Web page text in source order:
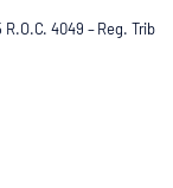
4049 – Reg. Trib